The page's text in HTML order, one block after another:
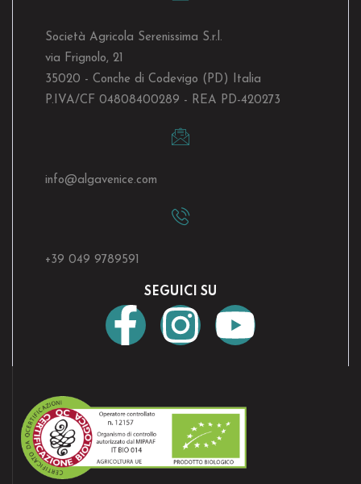
Società Agricola Serenissima S.r.l.
via Frignolo, 21
35020 - Conche di Codevigo (PD) Italia
P.IVA/CF 04808400289 - REA PD-420273
info@algavenice.com
+39 049 9789591
SEGUICI SU